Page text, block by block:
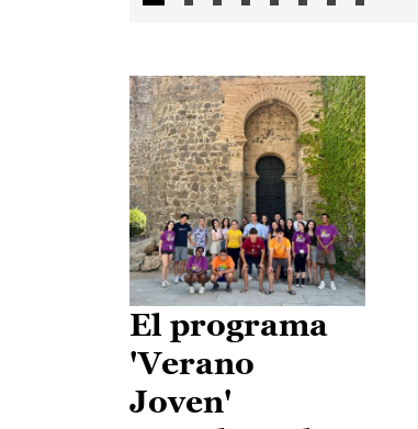
El programa
'Verano
Joven'